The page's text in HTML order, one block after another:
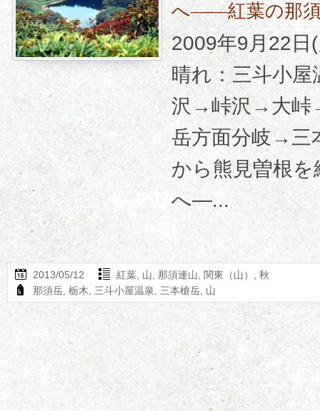
へ――紅葉の那
2009年9月22日
晴れ：三斗小
沢→峠沢→大峠
岳方面分岐→三
から熊見曽根
へ―...
2013/05/12 紅葉 山 那須連山 関東（山）
秋
那須岳 栃木 三斗小屋温泉 三本槍岳 山